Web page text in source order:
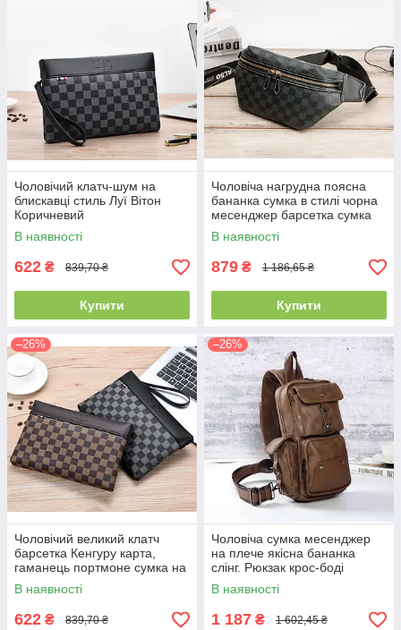
Чоловічий клатч-шум на
блискавці стиль Луї Вітон
Коричневий
В наявності
622 ₴ 839,70 ₴
Купити
Чоловіча нагрудна поясна
бананка сумка в стилі чорна
месенджер барсетка сумка
на пояс слінг через
плече(PS)
В наявності
879 ₴ 1 186,65 ₴
Купити
–26%
Чоловічий великий клатч
барсетка Кенгуру карта,
гаманець портмоне сумка на
ремінці
В наявності
622 ₴ 839,70 ₴
–26%
Чоловіча сумка месенджер
на плече якісна бананка
слінг. Рюкзак крос-боді
коричнева еко шкіра(PS)
В наявності
1 187 ₴ 1 602,45 ₴